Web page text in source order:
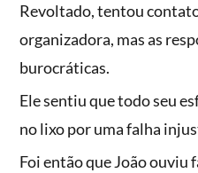
Revoltado, tentou
organizadora, mas as
burocráticas.
Ele sentiu que todo seu
no lixo por uma falha
Foi então que João ouviu